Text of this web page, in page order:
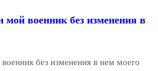
мой военник без изменения в
без изменения в нем моего